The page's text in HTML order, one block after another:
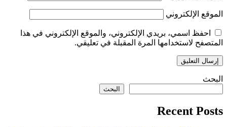
الموقع الإلكتروني
احفظ اسمي، بريدي الإلكتروني، والموقع الإلكتروني في هذا
المتصفح لاستخدامها المرة المقبلة في تعليقي.
البحث
البحث
Recent Posts